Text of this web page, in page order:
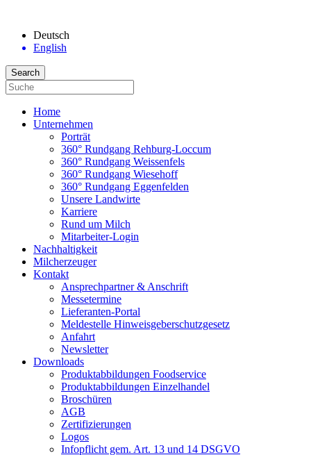
Deutsch
English
Home
Unternehmen
Porträt
360° Rundgang Rehburg-Loccum
360° Rundgang Weissenfels
360° Rundgang Wiesehoff
360° Rundgang Eggenfelden
Unsere Landwirte
Karriere
Rund um Milch
Mitarbeiter-Login
Nachhaltigkeit
Milcherzeuger
Kontakt
Ansprechpartner & Anschrift
Messetermine
Lieferanten-Portal
Meldestelle Hinweisgeberschutzgesetz
Anfahrt
Newsletter
Downloads
Produktabbildungen Foodservice
Produktabbildungen Einzelhandel
Broschüren
AGB
Zertifizierungen
Logos
Infopflicht gem. Art. 13 und 14 DSGVO